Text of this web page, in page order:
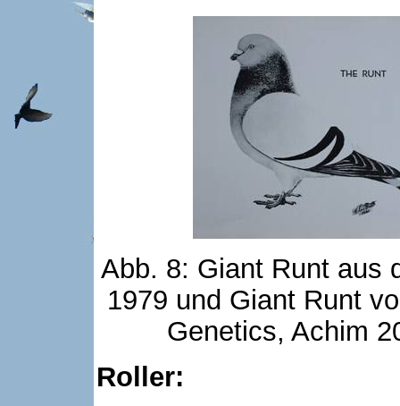
Abb. 8: Giant Runt aus
1979 und Giant Runt
Genetics, Achim
Roller: